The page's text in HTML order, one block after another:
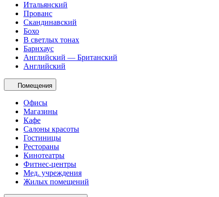
Итальянский
Прованс
Скандинавский
Бохо
В светлых тонах
Барнхаус
Английский — Британский
Английский
Помещения
Офисы
Магазины
Кафе
Салоны красоты
Гостиницы
Рестораны
Кинотеатры
Фитнес-центры
Мед. учреждения
Жилых помещений